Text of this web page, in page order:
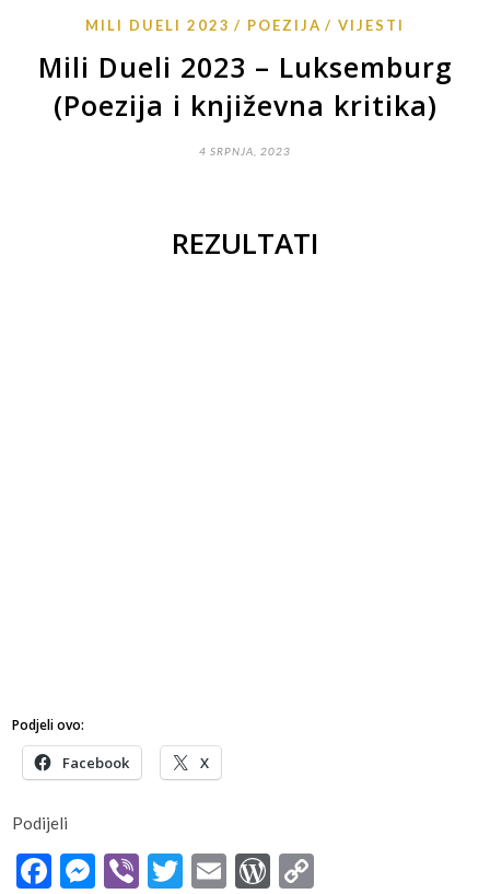
MILI DUELI 2023 POEZIJA VIJESTI
Mili Dueli 2023 – Luksemburg
(Poezija i književna kritika)
4 SRPNJA, 2023
REZULTATI
Podjeli ovo:
Facebook X
Podijeli
Facebook
Messenger
ViberTwitter
EmailWordPress